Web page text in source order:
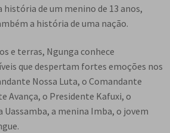
história de um menino de 13 anos,
a história de uma nação.
e terras, Ngunga conhece
que despertam fortes emoções nos
Nossa Luta, o Comandante
Avança, o Presidente Kafuxi, o
Uassamba, a menina Imba, o jovem